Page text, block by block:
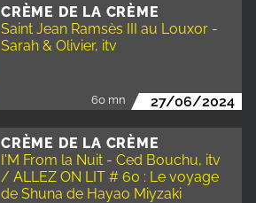
CRÈME DE LA CRÈME
Saint Jean Ramsès III au Louxor -
Sarah & Olivier, itv
60 mn 27/06/2024
CRÈME DE LA CRÈME
I'M From la Nuit - Ced Bouchu, itv
/ ALLEZ ON LIT # 60 : Le voyage
de Shuna de Hayao Miyzaki